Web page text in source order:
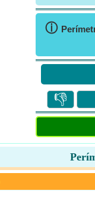
ⓘ
👎